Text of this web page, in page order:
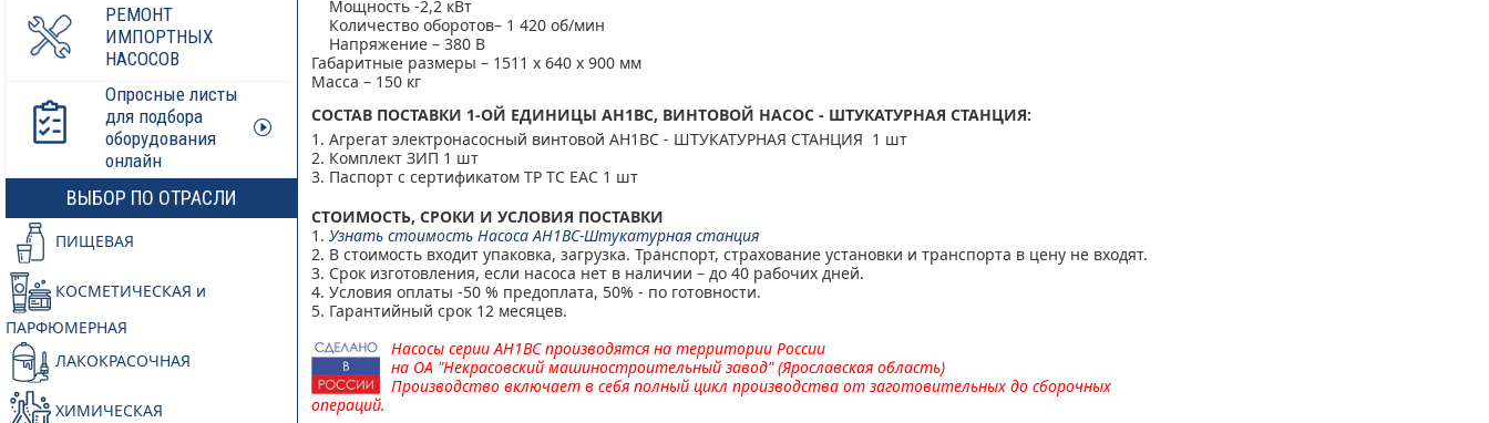
РЕМОНТ
ИМПОРТНЫХ
НАСОСОВ
Опросные листы
для подбора
оборудования
онлайн
ВЫБОР ПО ОТРАСЛИ
ПИЩЕВАЯ
КОСМЕТИЧЕСКАЯ и
ПАРФЮМЕРНАЯ
ЛАКОКРАСОЧНАЯ
ХИМИЧЕСКАЯ
Мощность -2,2 кВт
Количество оборотов– 1 420 об/мин
Напряжение – 380 В
Габаритные размеры – 1511 х 640 х 900 мм
Масса – 150 кг
СОСТАВ ПОСТАВКИ 1-ОЙ ЕДИНИЦЫ АН1ВС, ВИНТОВОЙ НАСОС - ШТУКАТУРНАЯ СТАНЦИЯ:
1. Агрегат электронасосный винтовой АН1ВС - ШТУКАТУРНАЯ СТАНЦИЯ 1 шт
2. Комплект ЗИП 1 шт
3. Паспорт с сертификатом ТР ТС ЕАС 1 шт
СТОИМОСТЬ, СРОКИ И УСЛОВИЯ ПОСТАВКИ
1. Узнать стоимость Насоса АН1ВС-Штукатурная станция
2. В стоимость входит упаковка, загрузка. Транспорт, страхование установки и транспорта в цену не входят.
3. Срок изготовления, если насоса нет в наличии – до 40 рабочих дней.
4. Условия оплаты -50 % предоплата, 50% - по готовности.
5. Гарантийный срок 12 месяцев.
Насосы серии АН1ВС производятся на территории России
на ОА "Некрасовский машиностроительный завод" (Ярославская область)
Производство включает в себя полный цикл производства от заготовительных до сборочных
операций.